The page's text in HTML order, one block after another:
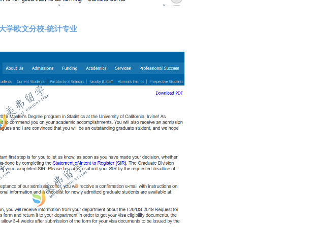
学欧文分校-统计专业